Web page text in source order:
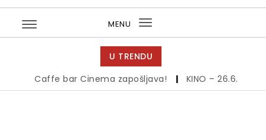
MENU
Toggle
navigation
U TRENDU
Caffe bar Cinema zapošljava! | KINO – 26.6. |